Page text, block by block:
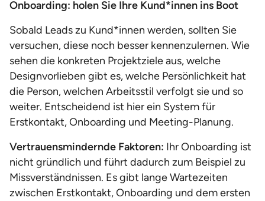
Onboarding: holen Sie Ihre Kund*innen ins Boot
Sobald Leads zu Kund*innen werden, sollten Sie
versuchen, diese noch besser kennenzulernen. Wie
sehen die konkreten Projektziele aus, welche
Designvorlieben gibt es, welche Persönlichkeit hat
die Person, welchen Arbeitsstil verfolgt sie und so
weiter. Entscheidend ist hier ein System für
Erstkontakt, Onboarding und Meeting-Planung.
Vertrauensmindernde Faktoren: Ihr Onboarding ist
nicht gründlich und führt dadurch zum Beispiel zu
Missverständnissen. Es gibt lange Wartezeiten
zwischen Erstkontakt, Onboarding und dem ersten